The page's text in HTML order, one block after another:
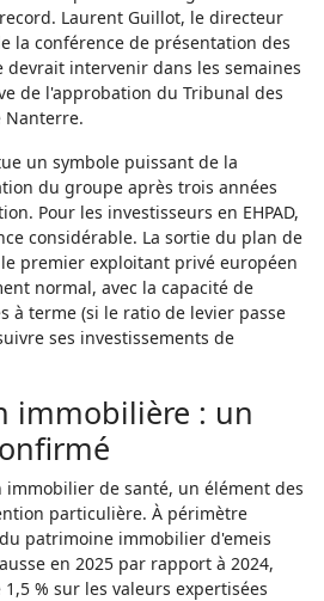
Laurent Guillot, le directeur
la conférence de présentation des
intervenir dans les semaines
de l'approbation du Tribunal des
Nanterre.
un symbole puissant de la
du groupe après trois années
Pour les investisseurs en EHPAD,
considérable. La sortie du plan de
premier exploitant privé européen
normal, avec la capacité de
à terme (si le ratio de levier passe
ses investissements de
immobilière : un
immobilier de santé, un élément des
particulière. À périmètre
patrimoine immobilier d'emeis
en 2025 par rapport à 2024,
% sur les valeurs expertisées